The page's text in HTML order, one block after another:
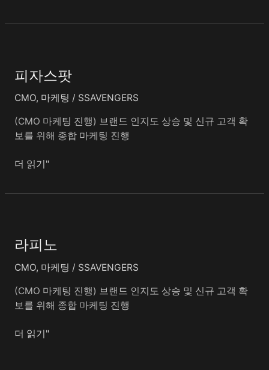
피자스팟
CMO, 마케팅 / SSAVENGERS
(CMO 마케팅 진행) 브랜드 인지도 상승 및 신규 고객 확
보를 위해 종합 마케팅 진행
스
더 읽기"
라피노
CMO, 마케팅 / SSAVENGERS
(CMO 마케팅 진행) 브랜드 인지도 상승 및 신규 고객 확
보를 위해 종합 마케팅 진행
노
더 읽기"